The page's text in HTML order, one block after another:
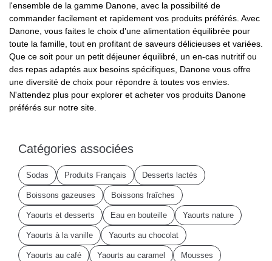
l'ensemble de la gamme Danone, avec la possibilité de
commander facilement et rapidement vos produits préférés. Avec
Danone, vous faites le choix d'une alimentation équilibrée pour
toute la famille, tout en profitant de saveurs délicieuses et variées.
Que ce soit pour un petit déjeuner équilibré, un en-cas nutritif ou
des repas adaptés aux besoins spécifiques, Danone vous offre
une diversité de choix pour répondre à toutes vos envies.
N'attendez plus pour explorer et acheter vos produits Danone
préférés sur notre site.
Catégories associées
Sodas Produits Français Desserts lactés
Boissons gazeuses Boissons fraîches
Yaourts et desserts Eau en bouteille Yaourts nature
Yaourts à la vanille Yaourts au chocolat
Yaourts au café Yaourts au caramel Mousses